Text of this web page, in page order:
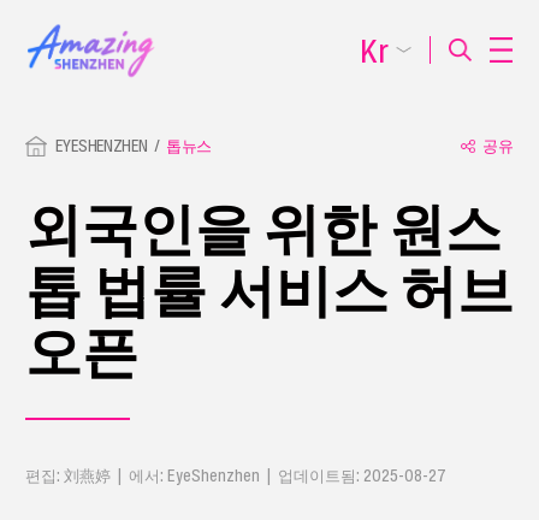
EYESHENZHEN 톱뉴스 공유
외국인을 위한 원스
톱 법률 서비스 허브
오픈
편집: 刘燕婷 | 에서: EyeShenzhen | 업데이트됨: 2025-08-27
Kr